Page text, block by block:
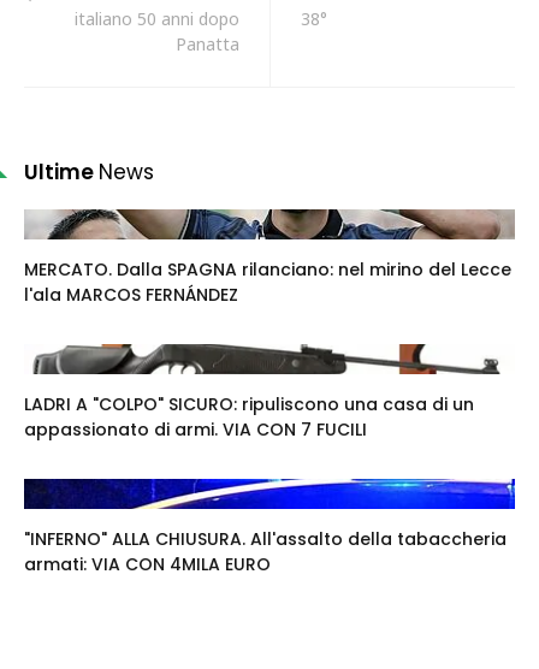
italiano 50 anni dopo
Panatta
38°
Ultime News
MERCATO. Dalla SPAGNA rilanciano: nel mirino del Lecce
l'ala MARCOS FERNÁNDEZ
LADRI A "COLPO" SICURO: ripuliscono una casa di un
appassionato di armi. VIA CON 7 FUCILI
"INFERNO" ALLA CHIUSURA. All'assalto della tabaccheria
armati: VIA CON 4MILA EURO